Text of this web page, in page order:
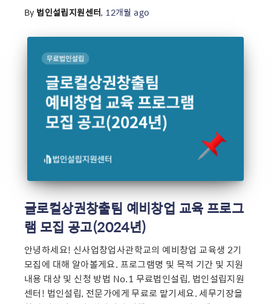
By 법인설립지원센터, 12개월 ago
글로컬상권창출팀 예비창업 교육 프로그
램 모집 공고(2024년)
안녕하세요! 신사업창업사관학교의 예비창업 교육생 2기
모집에 대해 알아볼게요. 프로그램명 및 목적 기간 및 지원
내용 대상 및 신청 방법 No.1 무료법인설립, 법인설립지원
센터! 법인설립, 전문가에게 무료로 맡기세요. 세무기장을